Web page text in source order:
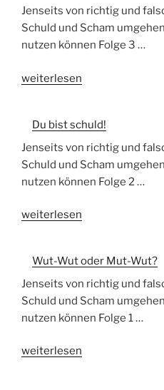
Jenseits von richtig und
Schuld und Scham
nutzen können Folge 3 …
„Breaking
Mutig
mit
der
Scham
weiterlesen
Du bist schuld!
Jenseits von richtig und
Schuld und Scham
nutzen können Folge 2 …
„Du
weiterlesen
Wut-Wut oder Mut-Wut?
Jenseits von richtig und
Schuld und Scham
nutzen können Folge 1 …
„Wut-
weiterlesen